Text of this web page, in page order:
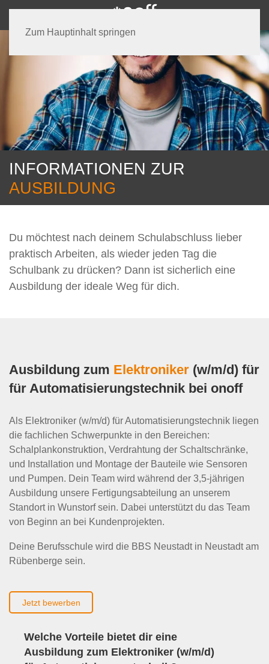
Zum Hauptinhalt springen
INFORMATIONEN ZUR
AUSBILDUNG
Du möchtest nach deinem Schulabschluss lieber
praktisch Arbeiten, als wieder jeden Tag die
Schulbank zu drücken? Dann ist sicherlich eine
Ausbildung der ideale Weg für dich.
Ausbildung zum Elektroniker (w/m/d) für
für Automatisierungstechnik bei onoff
Als Elektroniker (w/m/d) für Automatisierungstechnik liegen
die fachlichen Schwerpunkte in den Bereichen:
Schalplankonstruktion, Verdrahtung der Schaltschränke,
und Installation und Montage der Bauteile wie Sensoren
und Pumpen. Dein Team wird während der 3,5-jährigen
Ausbildung unsere Fertigungsabteilung an unserem
Standort in Wunstorf sein. Dabei unterstützt du das Team
von Beginn an bei Kundenprojekten.
Deine Berufsschule wird die BBS Neustadt in Neustadt am
Rübenberge sein.
Jetzt bewerben
Welche Vorteile bietet dir eine
Ausbildung zum Elektroniker (w/m/d)